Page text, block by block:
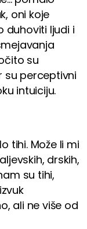
oni koje
duhoviti ljudi i
su
su perceptivni
intuiciju.
tihi. Može li mi
drskih,
su tihi,
ali ne više od